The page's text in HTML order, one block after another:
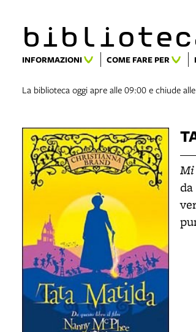
INFORMAZIONI COME FARE PER
La biblioteca oggi apre alle 09:00 e chiude
Mi